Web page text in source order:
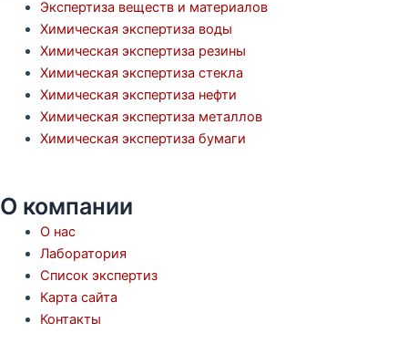
Экспертиза веществ и материалов
Химическая экспертиза воды
Химическая экспертиза резины
Химическая экспертиза стекла
Химическая экспертиза нефти
Химическая экспертиза металлов
Химическая экспертиза бумаги
О компании
О нас
Лаборатория
Список экспертиз
Карта сайта
Контакты